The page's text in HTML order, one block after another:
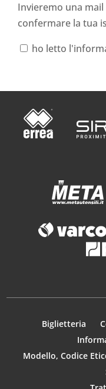
Invieremo una
confermare la tua
ho letto
Biglietteria
Modello, Codice